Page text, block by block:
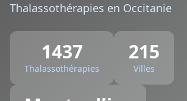
Thalassothérapies en Occitanie
1437
Thalassothérapies
215
Villes